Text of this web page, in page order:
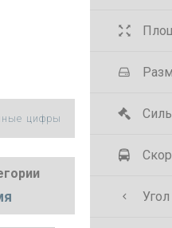
цифры
Угол